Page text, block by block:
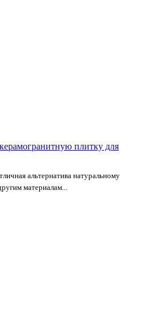
плитку для
альтернатива натуральному
материалам...